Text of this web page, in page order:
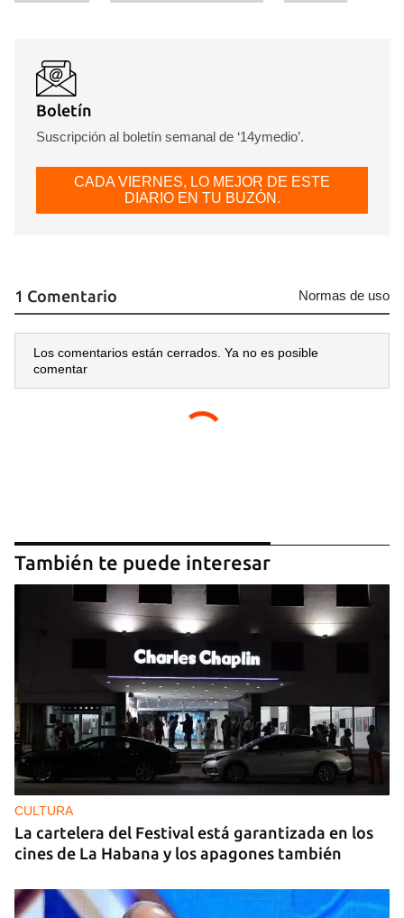
Boletín
Suscripción al boletín semanal de ‘14ymedio’.
CADA VIERNES, LO MEJOR DE ESTE
DIARIO EN TU BUZÓN.
1 Comentario Normas de uso
Los comentarios están cerrados. Ya no es posible
comentar
También te puede interesar
CULTURA
La cartelera del Festival está garantizada en los
cines de La Habana y los apagones también